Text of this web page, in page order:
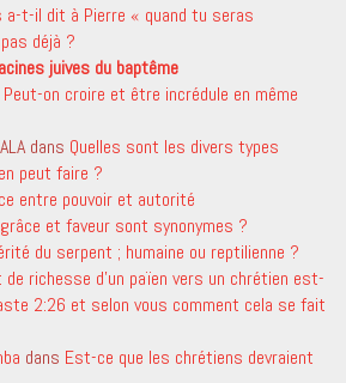
a-t-il dit à Pierre « quand tu seras
déjà ?
juives du baptême
Peut-on croire et être incrédule en même
dans Quelles sont les divers types
peut faire ?
entre pouvoir et autorité
et faveur sont synonymes ?
du serpent ; humaine ou reptilienne ?
richesse d’un païen vers un chrétien est-
2:26 et selon vous comment cela se fait
dans Est-ce que les chrétiens devraient